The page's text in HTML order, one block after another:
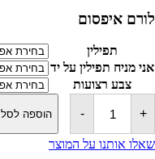
לורם איפסום
תפילין
אני מניח תפילין על יד
צבע רצועות
-
כמות
תפילין
לבר
+ הוספה לסל
שאלו אותנו על המוצר